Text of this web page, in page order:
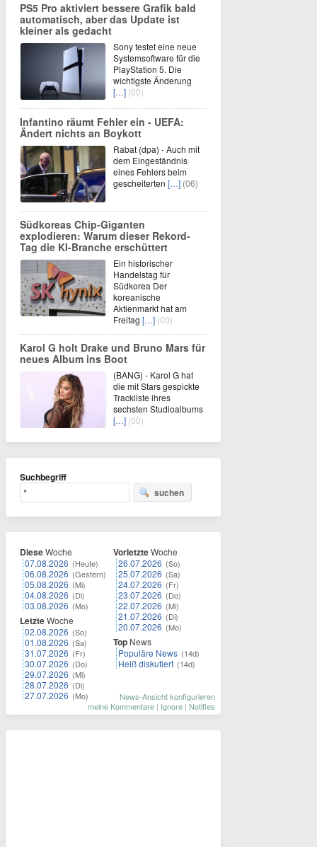
PS5 Pro aktiviert bessere Grafik bald
automatisch, aber das Update ist
kleiner als gedacht
Sony testet eine neue
Systemsoftware für die
PlayStation 5. Die
wichtigste Änderung
[…] (00)
Infantino räumt Fehler ein - UEFA:
Ändert nichts an Boykott
Rabat (dpa) - Auch mit
dem Eingeständnis
eines Fehlers beim
gescheiterten […] (06)
Südkoreas Chip-Giganten
explodieren: Warum dieser Rekord-
Tag die KI-Branche erschüttert
Ein historischer
Handelstag für
Südkorea Der
koreanische
Aktienmarkt hat am
Freitag […] (00)
Karol G holt Drake und Bruno Mars für
neues Album ins Boot
(BANG) - Karol G hat
die mit Stars gespickte
Trackliste ihres
sechsten Studioalbums
[…] (00)
Suchbegriff
suchen
DieseWoche
07.08.2026 (Heute)
06.08.2026 (Gestern)
05.08.2026 (Mi)
04.08.2026 (Di)
03.08.2026 (Mo)
LetzteWoche
02.08.2026 (So)
01.08.2026 (Sa)
31.07.2026 (Fr)
30.07.2026 (Do)
29.07.2026 (Mi)
28.07.2026 (Di)
27.07.2026 (Mo)
VorletzteWoche
26.07.2026 (So)
25.07.2026 (Sa)
24.07.2026 (Fr)
23.07.2026 (Do)
22.07.2026 (Mi)
21.07.2026 (Di)
20.07.2026 (Mo)
Top News
Populäre News (14d)
Heiß diskutiert (14d)
News-Ansicht konfigurieren
meine Kommentare | Ignore | Notifies